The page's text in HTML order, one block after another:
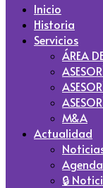
Inicio
Historia
Servicios
ÁREA
M&A
Actualidad
Agenda
🔒